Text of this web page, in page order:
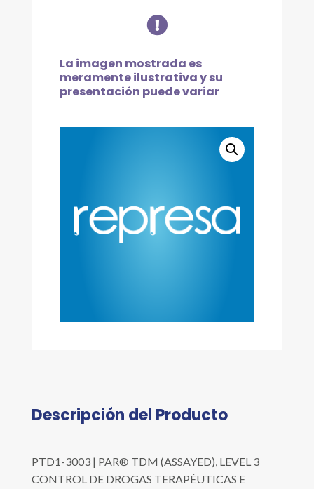
INMUNOENSAYOS,
6X5ML
cantidad

La imagen mostrada es
meramente ilustrativa y su
presentación puede variar
Descripción del Producto
PTD1-3003 | PAR® TDM (ASSAYED), LEVEL 3
CONTROL DE DROGAS TERAPÉUTICAS E